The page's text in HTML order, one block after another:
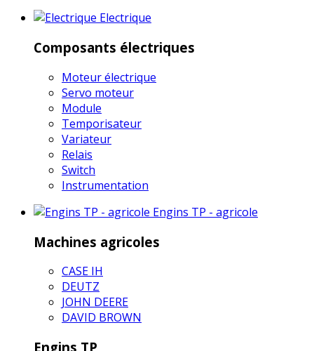
Electrique
Composants électriques
Moteur électrique
Servo moteur
Module
Temporisateur
Variateur
Relais
Switch
Instrumentation
Engins TP - agricole
Machines agricoles
CASE IH
DEUTZ
JOHN DEERE
DAVID BROWN
Engins TP